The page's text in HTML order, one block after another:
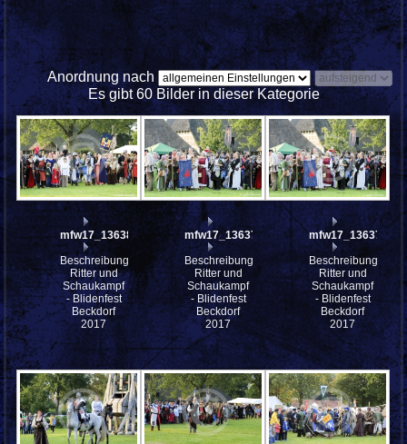
Anordnung nach
Es gibt 60 Bilder in dieser Kategorie
mfw17_136380
Beschreibung:
Ritter und
Schaukampf
- Blidenfest
Beckdorf
2017
mfw17_136379w
Beschreibung:
Ritter und
Schaukampf
- Blidenfest
Beckdorf
2017
mfw17_136379
Beschreibung:
Ritter und
Schaukampf
- Blidenfest
Beckdorf
2017